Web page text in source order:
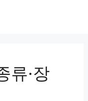
류·장